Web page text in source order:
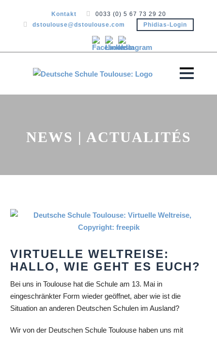
Kontakt
0033 (0) 5 67 73 29 20
dstoulouse@dstoulouse.com
Phidias-Login
NEWS | ACTUALITÉS
VIRTUELLE WELTREISE:
HALLO, WIE GEHT ES EUCH?
Bei uns in Toulouse hat die Schule am 13. Mai in
eingeschränkter Form wieder geöffnet, aber wie ist die
Situation an anderen Deutschen Schulen im Ausland?
Wir von der Deutschen Schule Toulouse haben uns mit